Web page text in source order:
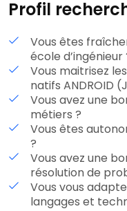
Profil
Vous êtes
école d’ingénieur
Vous maitrisez
natifs ANDROID
Vous avez une
métiers ?
Vous êtes
?
Vous avez une
résolution de
Vous vous
langages et